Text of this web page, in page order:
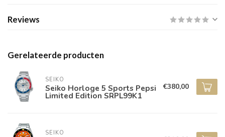
Reviews
Gerelateerde producten
SEIKO
Seiko Horloge 5 Sports Pepsi
Limited Edition SRPL99K1
€380,00
SEIKO